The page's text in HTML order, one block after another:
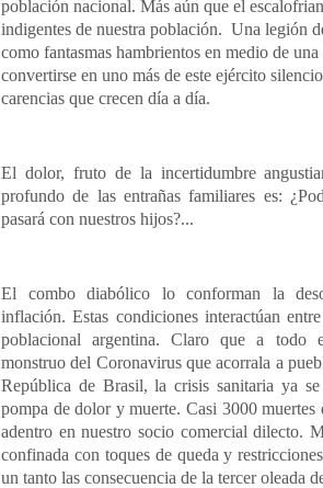
población nacional. Más aún que el
indigentes de nuestra población. Una legión
como fantasmas hambrientos en medio de
convertirse en uno más de este ejército
carencias que crecen día a día.
El dolor, fruto de la incertidumbre
profundo de las entrañas familiares es:
pasará con nuestros hijos?...
El combo diabólico lo conforman la
inflación. Estas condiciones interactúan
poblacional argentina. Claro que a todo
monstruo del Coronavirus que acorrala a
República de Brasil, la crisis sanitaria ya
pompa de dolor y muerte. Casi 3000 muertes
adentro en nuestro socio comercial dilecto.
confinada con toques de queda y
un tanto las consecuencia de la tercer oleada